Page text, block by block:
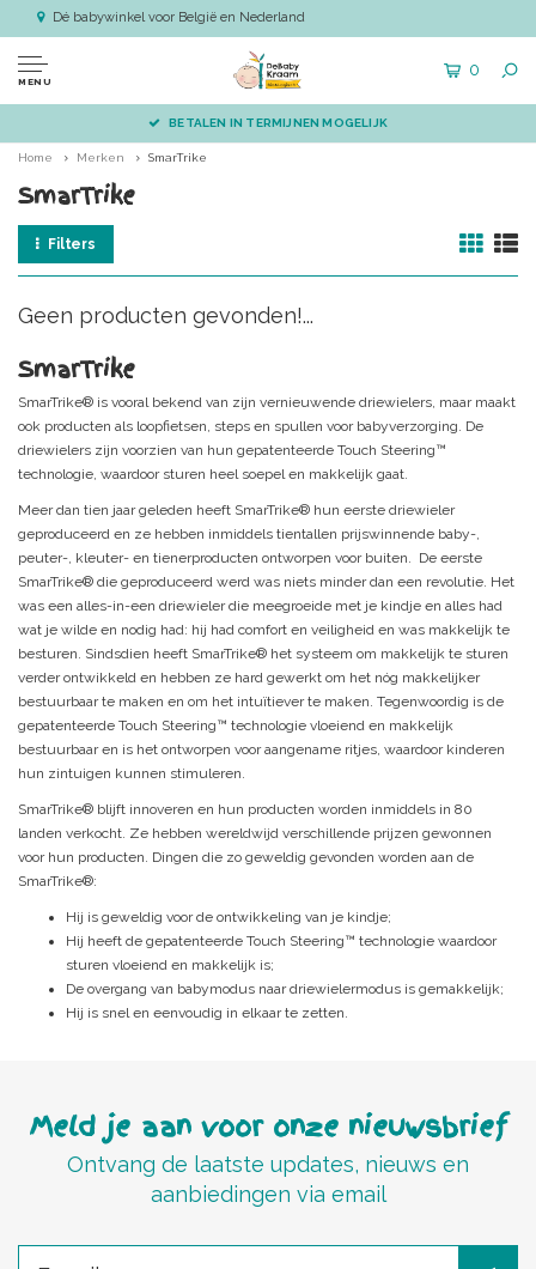
Dé babywinkel voor België en Nederland
MENU
0
BETALEN IN TERMIJNEN MOGELIJK
Home Merken SmarTrike
SmarTrike
Filters
Geen producten gevonden!...
SmarTrike
SmarTrike® is vooral bekend van zijn vernieuwende driewielers, maar maakt
ook producten als loopfietsen, steps en spullen voor babyverzorging. De
driewielers zijn voorzien van hun gepatenteerde Touch Steering™
technologie, waardoor sturen heel soepel en makkelijk gaat.
Meer dan tien jaar geleden heeft SmarTrike® hun eerste driewieler
geproduceerd en ze hebben inmiddels tientallen prijswinnende baby-,
peuter-, kleuter- en tienerproducten ontworpen voor buiten. De eerste
SmarTrike® die geproduceerd werd was niets minder dan een revolutie. Het
was een alles-in-een driewieler die meegroeide met je kindje en alles had
wat je wilde en nodig had: hij had comfort en veiligheid en was makkelijk te
besturen. Sindsdien heeft SmarTrike® het systeem om makkelijk te sturen
verder ontwikkeld en hebben ze hard gewerkt om het nóg makkelijker
bestuurbaar te maken en om het intuïtiever te maken. Tegenwoordig is de
gepatenteerde Touch Steering™ technologie vloeiend en makkelijk
bestuurbaar en is het ontworpen voor aangename ritjes, waardoor kinderen
hun zintuigen kunnen stimuleren.
SmarTrike® blijft innoveren en hun producten worden inmiddels in 80
landen verkocht. Ze hebben wereldwijd verschillende prijzen gewonnen
voor hun producten. Dingen die zo geweldig gevonden worden aan de
SmarTrike®:
Hij is geweldig voor de ontwikkeling van je kindje;
Hij heeft de gepatenteerde Touch Steering™ technologie waardoor
sturen vloeiend en makkelijk is;
De overgang van babymodus naar driewielermodus is gemakkelijk;
Hij is snel en eenvoudig in elkaar te zetten.
Meld je aan voor onze nieuwsbrief
Ontvang de laatste updates, nieuws en
aanbiedingen via email